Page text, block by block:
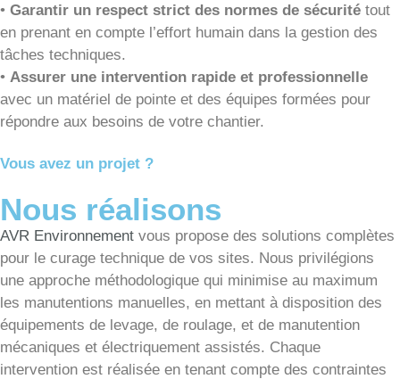
• Garantir un respect strict des normes de sécurité tout
en prenant en compte l’effort humain dans la gestion des
tâches techniques.
• Assurer une intervention rapide et professionnelle
avec un matériel de pointe et des équipes formées pour
répondre aux besoins de votre chantier.
Vous avez un projet ?
Nous réalisons
AVR Environnement vous propose des solutions complètes
pour le curage technique de vos sites. Nous privilégions
une approche méthodologique qui minimise au maximum
les manutentions manuelles, en mettant à disposition des
équipements de levage, de roulage, et de manutention
mécaniques et électriquement assistés. Chaque
intervention est réalisée en tenant compte des contraintes